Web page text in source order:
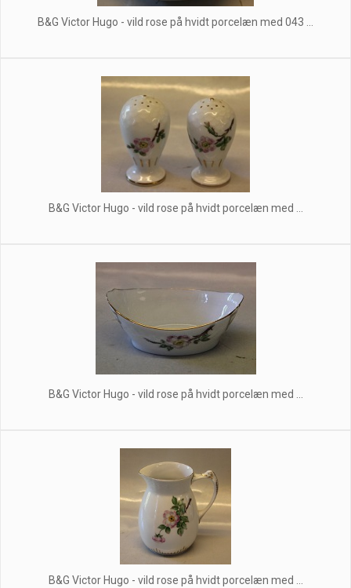
B&G Victor Hugo - vild rose på hvidt porcelæn med 043 ...
B&G Victor Hugo - vild rose på hvidt porcelæn med ...
B&G Victor Hugo - vild rose på hvidt porcelæn med ...
B&G Victor Hugo - vild rose på hvidt porcelæn med ...